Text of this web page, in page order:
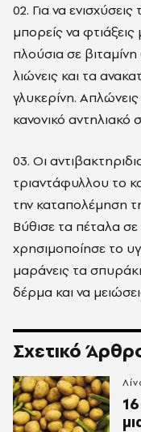
02. Για να
μπορείς να
πλούσια σε
λιώνεις και τα
γλυκερίνη.
κανονικό αντηλιακό
03. Οι
τριαντάφυλλου το
την καταπολέμηση
Βύθισε τα πέταλα
χρησιμοποίησε το
μαράνεις τα
δέρμα και να
Σχετικό